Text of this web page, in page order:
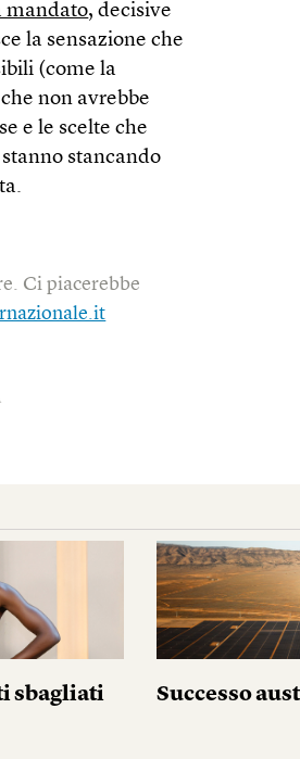
mandato, decisive
la sensazione che
(come la
non avrebbe
e le scelte che
stancando
Ci piacerebbe
sbagliati
Successo